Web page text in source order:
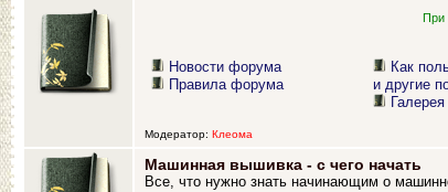
При
Новости форума
Правила форума
Как
и другие
Галерея
Модератор: Клеома
Машинная вышивка - с чего начать
Все, что нужно знать начинающим о